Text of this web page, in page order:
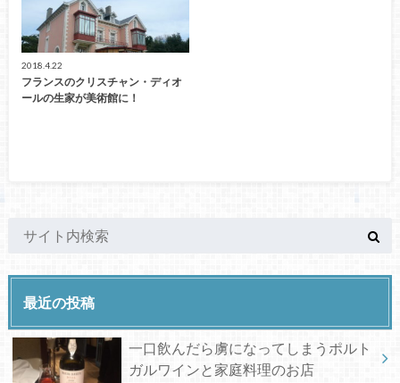
2018.4.22
フランスのクリスチャン・ディオ
ールの生家が美術館に！
最近の投稿
一口飲んだら虜になってしまうポルト
ガルワインと家庭料理のお店